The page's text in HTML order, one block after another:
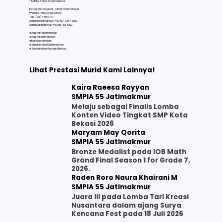
* SMAI Al Azhar 33 Jatimakmur
Instagram : @yapi.al_azhar.rawamangun
Website :http://yapi.sch.id/
Telp : (021) 47867777
Admin Rawamangun : +62 817-0337-1952
Admin Jatimakmur : +62 815-1191-1952
#AlazharRawamangun
#AlazharJatimakmur
#Muridberprestasi
#Smpialazhar55jatimakmur
#SekolahIslamTerbaikdiBekasi
Lihat Prestasi Murid Kami Lainnya!
Kaira Raeesa Rayyan
SMPIA 55 Jatimakmur
Melaju sebagai Finalis Lomba
Konten Video Tingkat SMP Kota
Bekasi 2026
Maryam May Qorita
SMPIA 55 Jatimakmur
Bronze Medalist pada IOB Math
Grand Final Season 1 for Grade 7,
2026.
Raden Roro Naura Khairani M
SMPIA 55 Jatimakmur
Juara III pada Lomba Tari Kreasi
Nusantara dalam ajang Surya
Kencana Fest pada 18 Juli 2026